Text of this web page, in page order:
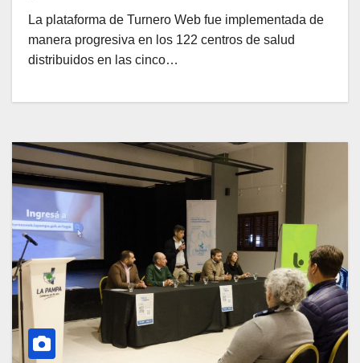
La plataforma de Turnero Web fue implementada de
manera progresiva en los 122 centros de salud
distribuidos en las cinco…